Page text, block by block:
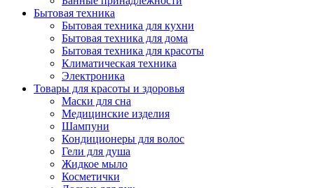
Бытовая техника
Бытовая техника для кухни
Бытовая техника для дома
Бытовая техника для красоты
Климатическая техника
Электроника
Товары для красоты и здоровья
Маски для сна
Медицинские изделия
Шампуни
Кондиционеры для волос
Гели для душа
Жидкое мыло
Косметички